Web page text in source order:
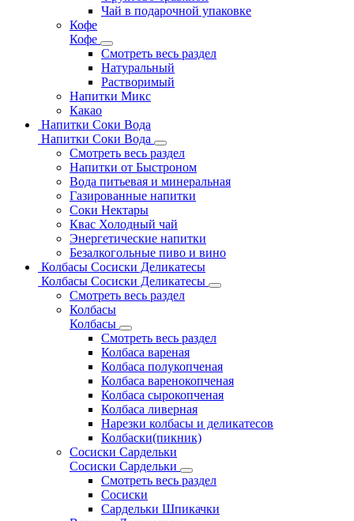
Чай в подарочной упаковке
Кофе
Кофе
Смотреть весь раздел
Натуральный
Растворимый
Напитки Микс
Какао
Напитки Соки Вода
Напитки Соки Вода
Смотреть весь раздел
Напитки от Быстроном
Вода питьевая и минеральная
Газированные напитки
Соки Нектары
Квас Холодный чай
Энергетические напитки
Безалкогольные пиво и вино
Колбасы Сосиски Деликатесы
Колбасы Сосиски Деликатесы
Смотреть весь раздел
Колбасы
Колбасы
Смотреть весь раздел
Колбаса вареная
Колбаса полукопченая
Колбаса варенокопченая
Колбаса сырокопченая
Колбаса ливерная
Нарезки колбасы и деликатесов
Колбаски(пикник)
Сосиски Сардельки
Сосиски Сардельки
Смотреть весь раздел
Сосиски
Сардельки Шпикачки